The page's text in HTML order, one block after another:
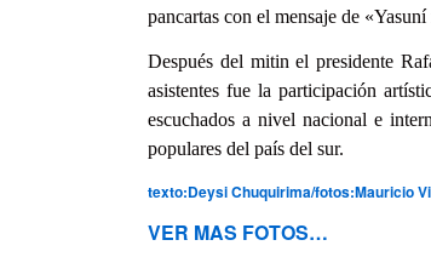
pancartas con el mensaje de
Después del mitin el presidente
asistentes fue la participación
escuchados a nivel nacional e
populares del país del sur.
texto:Deysi Chuquirima/fotos:Mauricio
VER MAS FOTOS…